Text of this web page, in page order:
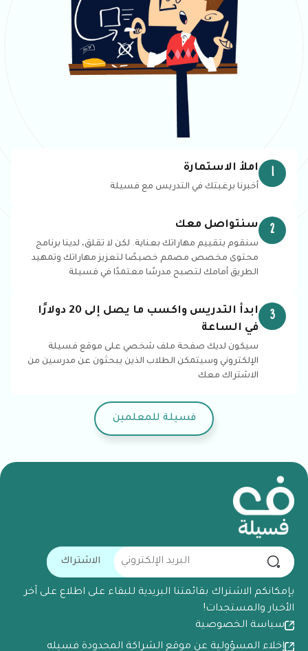
1 املأ الاستمارة
أخبرنا برغبتك في التدريس مع فسيلة
2 سنتواصل معك
سنقوم بتقييم مهاراتك بعناية. لكن لا تقلق، لدينا برنامج
محتوى مخصص مصمم خصيصًا لتعزيز مهاراتك وتمهيد
الطريق أمامك لتصبح مدرسًا معتمدًا في فسيلة
3
ابدأ التدريس واكسب ما يصل إلى 20 دولارًا
في الساعة
سيكون لديك صفحة ملف شخصي على موقع فسيلة
الإلكتروني وسيتمكن الطلاب الذين يبحثون عن مدرسين من
الاشتراك معك
فسيلة للمعلمين
الاشتراك
بإمكانكم الاشتراك بقائمتنا البريدية للبقاء على اطلاع على آخر
الأخبار والمستجدات!
سياسة الخصوصية
إخلاء المسؤولية عن موقع الشراكة المحدودة فسيله